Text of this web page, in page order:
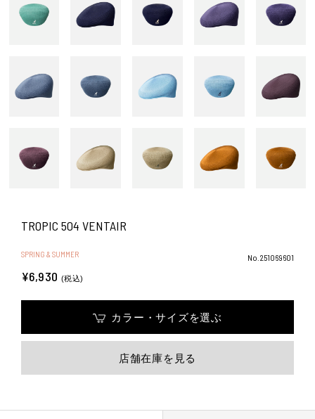
TROPIC 504 VENTAIR
SPRING & SUMMER No.251069601
¥6,930 (税込)
カラー・サイズを選ぶ
店舗在庫を見る